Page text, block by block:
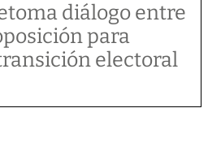
diálogo entre
para
electoral